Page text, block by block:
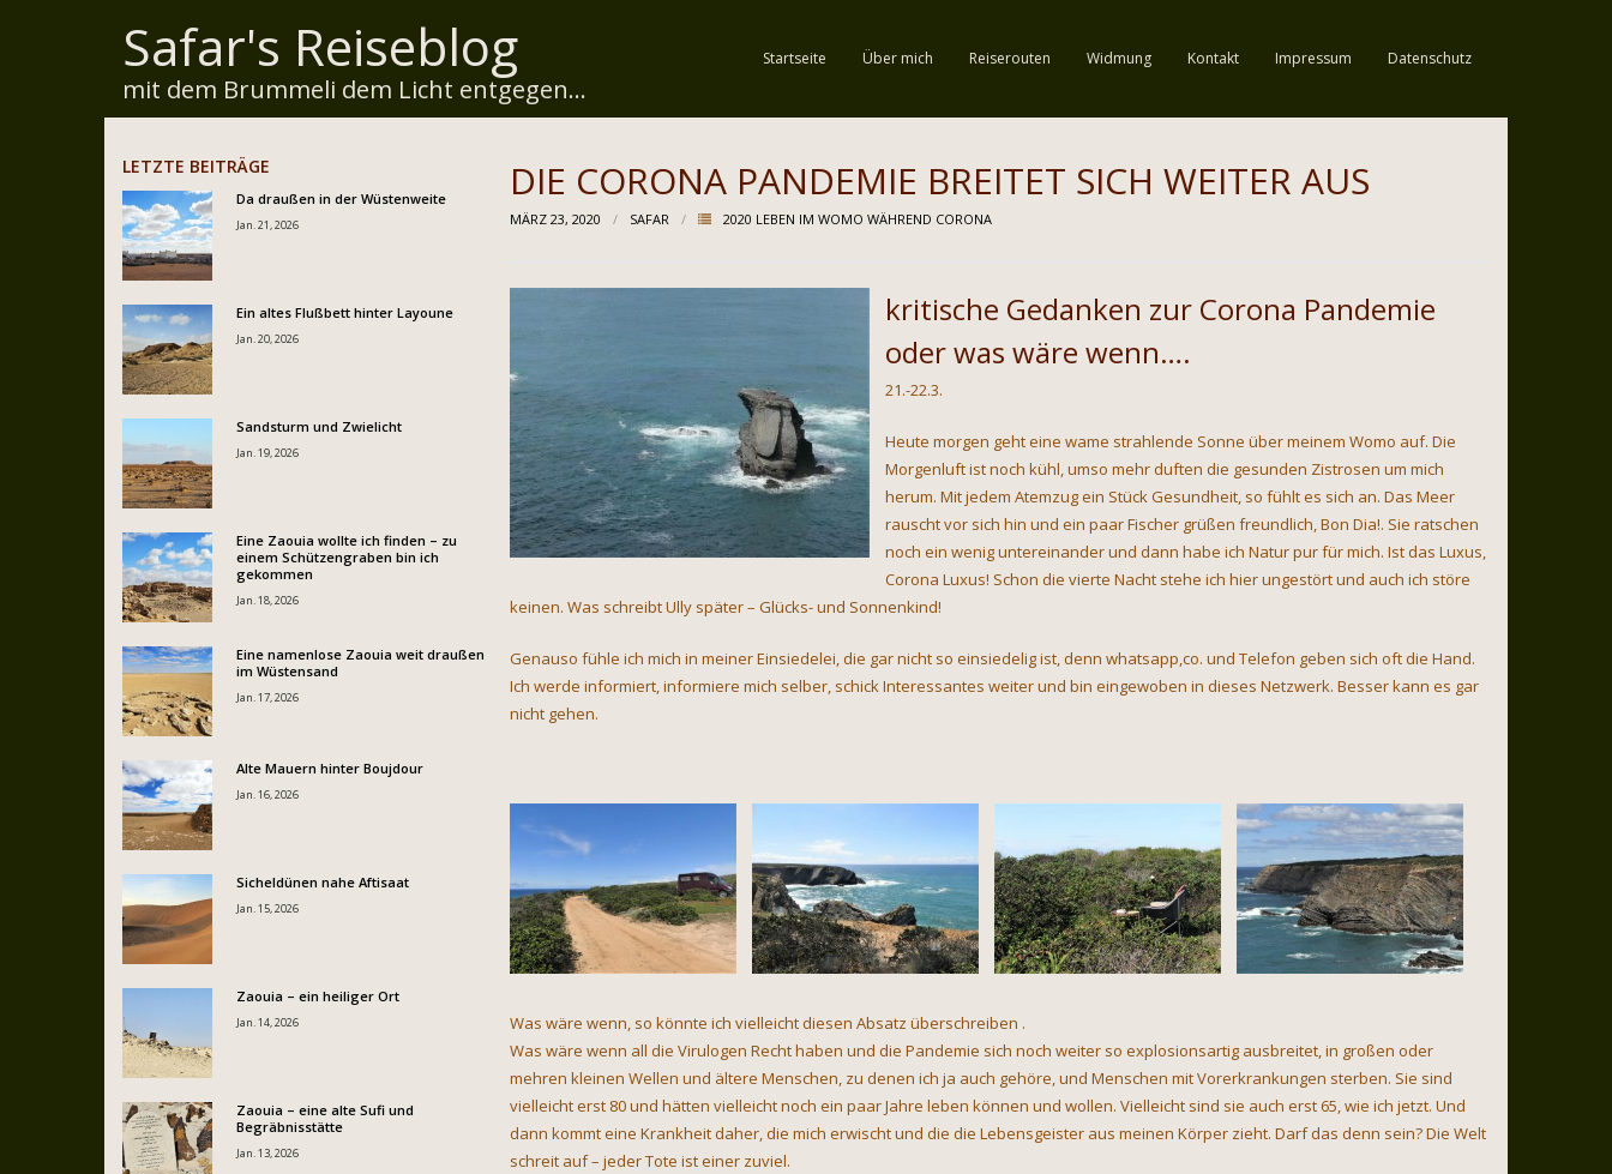
Safar's Reiseblog
mit dem Brummeli dem Licht entgegen...
Startseite Über mich Reiserouten Widmung Kontakt Impressum Datenschutz
DIE CORONA PANDEMIE BREITET SICH WEITER AUS
MÄRZ 23, 2020 SAFAR 2020 LEBEN IM WOMO WÄHREND CORONA
kritische Gedanken zur Corona Pandemie
oder was wäre wenn….
21.-22.3.
Heute morgen geht eine wame strahlende Sonne über meinem Womo auf. Die
Morgenluft ist noch kühl, umso mehr duften die gesunden Zistrosen um mich
herum. Mit jedem Atemzug ein Stück Gesundheit, so fühlt es sich an. Das Meer
rauscht vor sich hin und ein paar Fischer grüßen freundlich, Bon Dia!. Sie ratschen
noch ein wenig untereinander und dann habe ich Natur pur für mich. Ist das Luxus,
Corona Luxus! Schon die vierte Nacht stehe ich hier ungestört und auch ich störe
keinen. Was schreibt Ully später – Glücks- und Sonnenkind!
Genauso fühle ich mich in meiner Einsiedelei, die gar nicht so einsiedelig ist, denn whatsapp,co. und Telefon geben sich oft die Hand.
Ich werde informiert, informiere mich selber, schick Interessantes weiter und bin eingewoben in dieses Netzwerk. Besser kann es gar
nicht gehen.
Was wäre wenn, so könnte ich vielleicht diesen Absatz überschreiben .
Was wäre wenn all die Virulogen Recht haben und die Pandemie sich noch weiter so explosionsartig ausbreitet, in großen oder
mehren kleinen Wellen und ältere Menschen, zu denen ich ja auch gehöre, und Menschen mit Vorerkrankungen sterben. Sie sind
vielleicht erst 80 und hätten vielleicht noch ein paar Jahre leben können und wollen. Vielleicht sind sie auch erst 65, wie ich jetzt. Und
dann kommt eine Krankheit daher, die mich erwischt und die die Lebensgeister aus meinen Körper zieht. Darf das denn sein? Die Welt
schreit auf – jeder Tote ist einer zuviel.
LETZTE BEITRÄGE
Da draußen in der Wüstenweite
Jan. 21, 2026
Ein altes Flußbett hinter Layoune
Jan. 20, 2026
Sandsturm und Zwielicht
Jan. 19, 2026
Eine Zaouia wollte ich finden – zu
einem Schützengraben bin ich
gekommen
Jan. 18, 2026
Eine namenlose Zaouia weit draußen
im Wüstensand
Jan. 17, 2026
Alte Mauern hinter Boujdour
Jan. 16, 2026
Sicheldünen nahe Aftisaat
Jan. 15, 2026
Zaouia – ein heiliger Ort
Jan. 14, 2026
Zaouia – eine alte Sufi und
Begräbnisstätte
Jan. 13, 2026